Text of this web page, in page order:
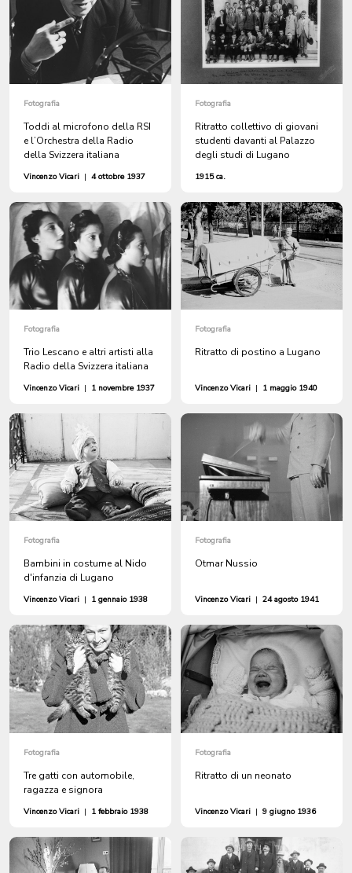
Fotografia
Toddi al microfono della RSI
e l’Orchestra della Radio
della Svizzera italiana
Vincenzo Vicari | 4 ottobre 1937
Fotografia
Ritratto collettivo di giovani
studenti davanti al Palazzo
degli studi di Lugano
1915 ca.
Fotografia
Trio Lescano e altri artisti alla
Radio della Svizzera italiana
Vincenzo Vicari | 1 novembre 1937
Fotografia
Ritratto di postino a Lugano
Vincenzo Vicari | 1 maggio 1940
Fotografia
Bambini in costume al Nido
d'infanzia di Lugano
Vincenzo Vicari | 1 gennaio 1938
Fotografia
Otmar Nussio
Vincenzo Vicari | 24 agosto 1941
Fotografia
Tre gatti con automobile,
ragazza e signora
Vincenzo Vicari | 1 febbraio 1938
Fotografia
Ritratto di un neonato
Vincenzo Vicari | 9 giugno 1936